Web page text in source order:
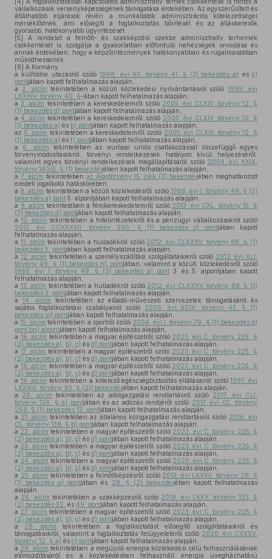
vállalkozások versenyképességének támogatása érdekében. Az egyszerűsített és
átláthatóbb eljárások révén a munkáltatók adminisztrációs kötelezettségei
mérséklődnek, ami elősegíti a foglalkoztatás bővítését és az álláskeresők
gyorsabb, hatékonyabb ügyintézését.
[5] A rendelet a felnőtt- és szakképzési szektor adminisztratív terheinek
csökkentését is szolgálja a gyakorlatban előforduló nehézségek orvoslása és
annak érdekében, hogy a képzőintézmények hatékonyabban és rugalmasabban
működhessenek.
[6] A Kormány
a külföldre utazásról szóló1998. évi XII. törvény 41. § (1) bekezdés a) ésc)
pontjában kapott felhatalmazás alapján,
a 2. alcím tekintetében a közúti közlekedési nyilvántartásról szóló1999. évi
LXXXIV. törvény 40. §-ában kapott felhatalmazás alapján,
a3. alcím tekintetében a kereskedelemről szóló 2005. évi CLXIV. törvény 12. §
(1) bekezdés d) pontjában kapott felhatalmazás alapján,
a4. alcím tekintetében a kereskedelemről szóló 2005. évi CLXIV. törvény 12. §
(1) bekezdés a) és b) pontjában kapott felhatalmazás alapján,
az 5. alcím tekintetében a kereskedelemről szóló 2005. évi CLXIV. törvény 12. §
(1) bekezdés a) és f) pontjában kapott felhatalmazás alapján,
a 6. alcím tekintetében az európai uniós csatlakozással összefüggő egyes
törvénymódosításokról, törvényi rendelkezések hatályon kívül helyezéséről,
valamint egyes törvényi rendelkezések megállapításáról szóló 2004. évi XXIX.
törvény 140/E. § (1) bekezdésében kapott felhatalmazás alapján,
a 7. alcím tekintetében az Alaptörvény 15. cikk (3) bekezdésében meghatározott
eredeti jogalkotói hatáskörében,
a 8. alcím tekintetében a közúti közlekedésről szóló 1988. évi I. törvény 48. § (3)
bekezdés a) pont 5. alpontjában kapott felhatalmazás alapján,
a 9. alcím tekintetében a fémkereskedelemről szóló 2013. évi CXL. törvény 15. §
(7) bekezdés d) pontjában kapott felhatalmazás alapján,
a 10. alcím tekintetében a hitelintézetekről és a pénzügyi vállalkozásokról szóló
2013. évi CCXXXVII. törvény 290. § (1) bekezdés c) pontjában kapott
felhatalmazás alapján,
a 11. alcím tekintetében a hulladékról szóló 2012. évi CLXXXV. törvény 88. § (1)
bekezdés 5. pontjában kapott felhatalmazás alapján,
a 12. alcím tekintetében a személyszállítási szolgáltatásokról szóló 2012. évi XLI.
törvény 49. § (1) bekezdés h) pontjában, valamint a közúti közlekedésről szóló
1988. évi I. törvény 48. § (3) bekezdés a) pont3. és 5. alpontjában kapott
felhatalmazás alapján,
a 13. alcím tekintetében a hulladékról szóló 2012. évi CLXXXV. törvény 88. § (1)
bekezdés 3. pontjában kapott felhatalmazás alapján,
a 14. alcím tekintetében az előadó-művészeti szervezetek támogatásáról és
sajátos foglalkoztatási szabályairól szóló
2008. évi XCIX. törvény 47. § (1)
bekezdés m) pontjában kapott felhatalmazás alapján,
a15. alcím tekintetében a sportról szóló 2004. évi I. törvény 79. § (1) bekezdés b)
pont bn) alpontjában kapott felhatalmazás alapján,
a 16. alcím tekintetében a magyar építészetről szóló 2023. évi C. törvény 225. §
(2) bekezdés a)
b) c) és d) pontjában kapott felhatalmazás alapján,
a 17. alcím tekintetében a magyar építészetről szóló 2023. évi C. törvény 225. §
(2) bekezdés a)
b) c) és d) pontjában kapott felhatalmazás alapján,
a 18. alcím tekintetében a magyar építészetről szóló 2023. évi C. törvény 225. §
(2) bekezdés a)
b) c) és d) pontjában kapott felhatalmazás alapján,
a 19. alcím tekintetében a kötelező egészségbiztosítás ellátásairól szóló1997. évi
LXXXIII. törvény 83. § (2j) bekezdésében kapott felhatalmazás alapján,
a 20. alcím tekintetében az adóigazgatási rendtartásról szóló 2017. évi CLI.
törvény 136. § a) pontjában és az adózás rendjéről szóló 2017. évi CL. törvény
268. § (1) bekezdés 13. pontjában kapott felhatalmazás alapján,
a 21. alcím tekintetében az általános közigazgatási rendtartásról szóló 2016. évi
CL. törvény 139. § b) pontjában kapott felhatalmazás alapján,
a 22. alcím tekintetében a magyar építészetről szóló 2023. évi C. törvény 225. §
(2) bekezdés a)
b) c) és d) pontjában kapott felhatalmazás alapján,
a 23. alcím tekintetében a magyar építészetről szóló 2023. évi C. törvény 225. §
(2) bekezdés a)
b) c) és d) pontjában kapott felhatalmazás alapján,
a 24. alcím tekintetében a magyar építészetről szóló 2023. évi C. törvény 225. §
(2) bekezdés a)
b) c) és d) pontjában kapott felhatalmazás alapján,
a 25. alcím tekintetében a felnőttképzésről szóló 2013. évi LXXVII. törvény 28. §
(1) bekezdés a) pontjában és 28. § (2) bekezdésében kapott felhatalmazás
alapján,
a 26. alcím tekintetében a szakképzésről szóló 2019. évi LXXX. törvény 123. §
(2) bekezdés 32. és 49. pontjában kapott felhatalmazás alapján,
a 27. alcím tekintetében a magyar építészetről szóló 2023. évi C. törvény 225. §
(2) bekezdés a)
b) c) és d) pontjában kapott felhatalmazás alapján,
a 28. alcím tekintetében a foglalkoztatást elősegítő szolgáltatásokról és
támogatásokról, valamint a foglalkoztatás felügyeletéről szóló 2020. évi CXXXV.
törvény 12. § a) és c) pontjában kapott felhatalmazás alapján,
a 29. alcím tekintetében a megújuló energia közlekedési célú felhasználásának
előmozdításáról és a közlekedésben felhasznált energia üvegházhatású